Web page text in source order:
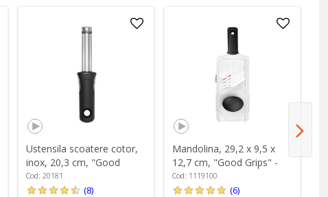
Ustensila scoatere cotor,
inox, 20,3 cm, "Good
Grips" - OXO
Cod: 20181
(8)
Mandolina, 29,2 x 9,5 x
12,7 cm, "Good Grips" -
OXO
Cod: 1119100
(6)